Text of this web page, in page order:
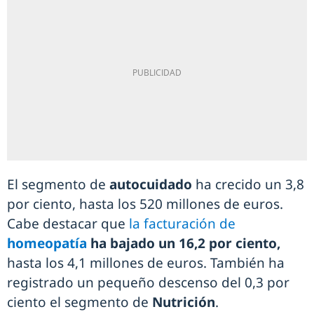
El segmento de autocuidado ha crecido un 3,8
por ciento, hasta los 520 millones de euros.
Cabe destacar que la facturación de
homeopatía ha bajado un 16,2 por ciento,
hasta los 4,1 millones de euros. También ha
registrado un pequeño descenso del 0,3 por
ciento el segmento de Nutrición.